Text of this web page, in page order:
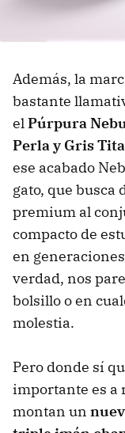
Además, la
bastante
elPúrpura
Perla y Gris
ese acabado
gato, que busca
premium al
compacto de
en
verdad, nos
bolsillo o en
molestia.
Pero donde sí
importante es a
montan un